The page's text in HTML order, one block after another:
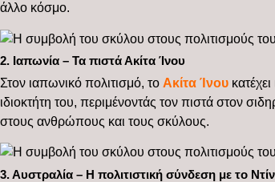
άλλο κόσμο.
2. Ιαπωνία – Τα πιστά Ακίτα Ίνου
Στον ιαπωνικό πολιτισμό, το Ακίτα Ίνου
ιδιοκτήτη του, περιμένοντάς τον πιστά στον
στους ανθρώπους και τους σκύλους.
3. Αυστραλία – Η πολιτιστική σύνδεση με το